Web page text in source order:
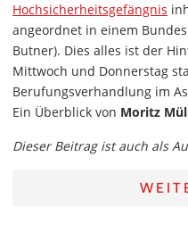
Hochsicherheitsgefängnis
angeordnet in einem
Butner). Dies alles ist der
Mittwoch und Donnerstag
Berufungsverhandlung im
Ein Überblick von Moritz
Dieser Beitrag ist auch als